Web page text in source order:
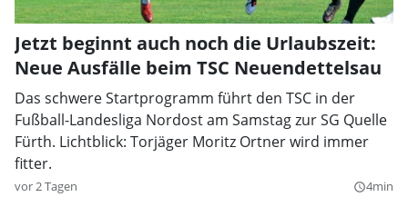
Jetzt beginnt auch noch die Urlaubszeit:
Neue Ausfälle beim TSC Neuendettelsau
Das schwere Startprogramm führt den TSC in der
Fußball-Landesliga Nordost am Samstag zur SG Quelle
Fürth. Lichtblick: Torjäger Moritz Ortner wird immer
fitter.
vor 2 Tagen query_builder4min